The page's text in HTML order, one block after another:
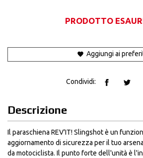
PRODOTTO
Aggiungi ai
Condividi:
Descrizione
Il paraschiena REV'IT! Slingshot è un
aggiornamento di sicurezza per il tuo
da motociclista. Il punto forte dell'unità è